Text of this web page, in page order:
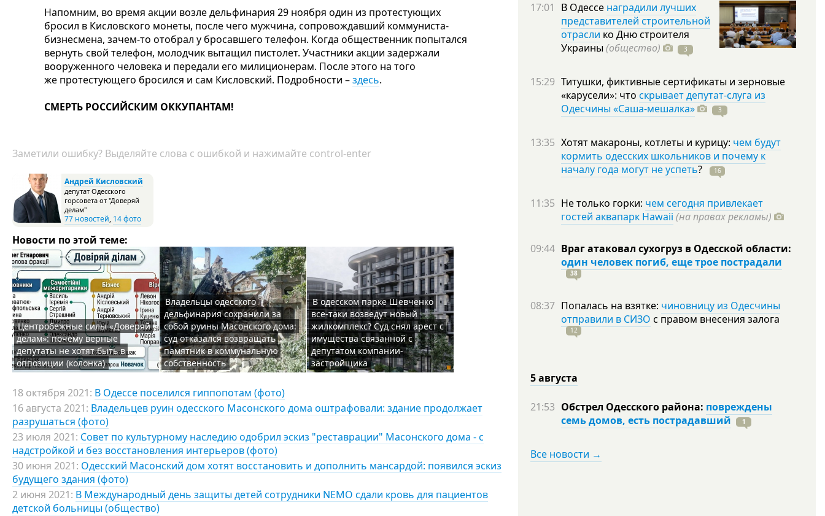
Напомним, во время акции возле дельфинария 29 ноября один из протестующих
бросил в Кисловского монеты, после чего мужчина, сопровождавший коммуниста-
бизнесмена, зачем-то отобрал у бросавшего телефон. Когда общественник попытался
вернуть свой телефон, молодчик вытащил пистолет. Участники акции задержали
вооруженного человека и передали его милиционерам. После этого на того
же протестующего бросился и сам Кисловский. Подробности –здесь.
СМЕРТЬ РОССИЙСКИМ ОККУПАНТАМ!
Заметили ошибку? Выделяйте слова с ошибкой и нажимайте control-enter
Андрей Кисловский
депутат Одесского
горсовета от "Доверяй
делам"
77 новостей, 14 фото
Новости по этой теме:
Центробежные силы «Доверяй
делам»: почему верные
депутаты не хотят быть в
оппозиции (колонка)
Владельцы одесского
дельфинария сохранили за
собой руины Масонского дома:
суд отказался возвращать
памятник в коммунальную
собственность
В одесском парке Шевченко
все-таки возведут новый
жилкомплекс? Суд снял арест с
имущества связанной с
депутатом компании-
застройщика
18 октября 2021: В Одессе поселился гиппопотам (фото)
16 августа 2021: Владельцев руин одесского Масонского дома оштрафовали: здание продолжает
разрушаться (фото)
23 июля 2021: Совет по культурному наследию одобрил эскиз "реставрации" Масонского дома - с
надстройкой и без восстановления интерьеров (фото)
30 июня 2021: Одесский Масонский дом хотят восстановить и дополнить мансардой: появился эскиз
будущего здания (фото)
2 июня 2021: В Международный день защиты детей сотрудники NEMO сдали кровь для пациентов
детской больницы (общество)
17:01 В Одессе наградили лучших
представителей строительной
отрасли ко Дню строителя
Украины (общество) 3
15:29 Титушки, фиктивные сертификаты и зерновые
«карусели»: что скрывает депутат-слуга из
Одесчины «Саша-мешалка»
3
13:35 Хотят макароны, котлеты и курицу: чем будут
кормить одесских школьников и почему к
началу года могут не успеть? 16
11:35 Не только горки: чем сегодня привлекает
гостей аквапарк Hawaii (на правах рекламы)
09:44 Враг атаковал сухогруз в Одесской области:
один человек погиб, еще трое пострадали
38
08:37 Попалась на взятке: чиновницу из Одесчины
отправили в СИЗО с правом внесения залога
12
5 августа
21:53 Обстрел Одесского района: повреждены
семь домов, есть пострадавший
1
Все новости →